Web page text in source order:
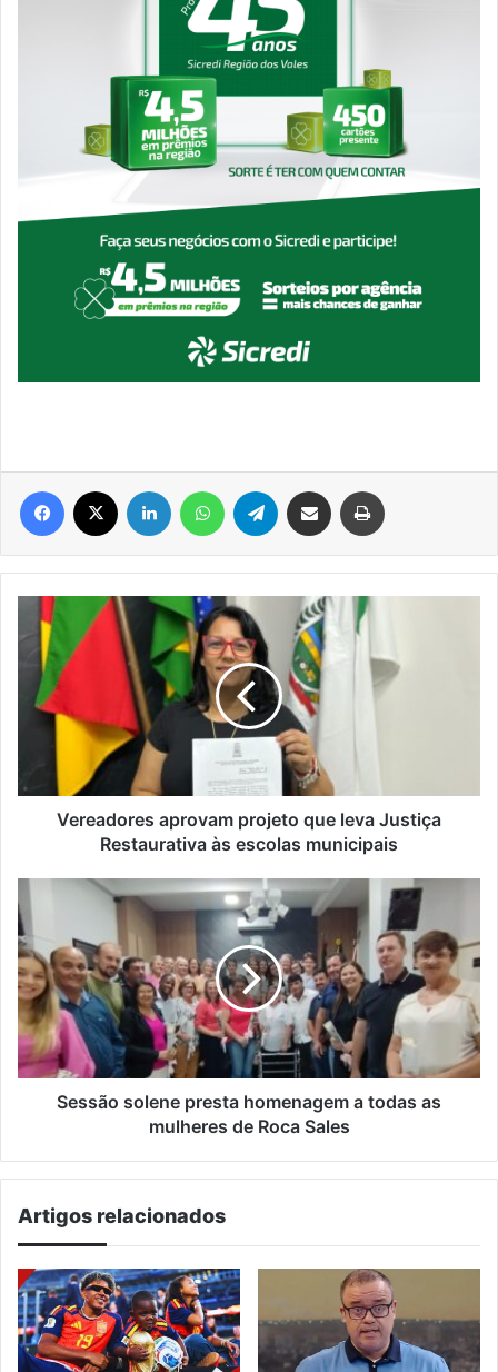
Facebook Linkedin WhatsAppTelegram Compartilhar via e-mail
Vereadores
aprovam
projeto
que
leva
Justiça
Restaurativa
escolas
municipaisVereadores aprovam projeto que leva Justiça
Restaurativa às escolas municipais
solene
presta
homenagem
a
todas
as
mulheres
de
Sessão solene presta homenagem a todas as
mulheres de Roca Sales
Artigos relacionados